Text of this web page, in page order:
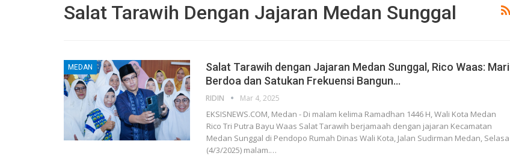
Salat Tarawih Dengan Jajaran Medan Sunggal
MEDAN
Salat Tarawih dengan Jajaran Medan Sunggal, Rico Waas: Mari
Berdoa dan Satukan Frekuensi Bangun…
RIDIN Mar 4, 2025
EKSISNEWS.COM, Medan - Di malam kelima Ramadhan 1446 H, Wali Kota Medan
Rico Tri Putra Bayu Waas Salat Tarawih berjamaah dengan jajaran Kecamatan
Medan Sunggal di Pendopo Rumah Dinas Wali Kota, Jalan Sudirman Medan, Selasa
(4/3/2025) malam.…